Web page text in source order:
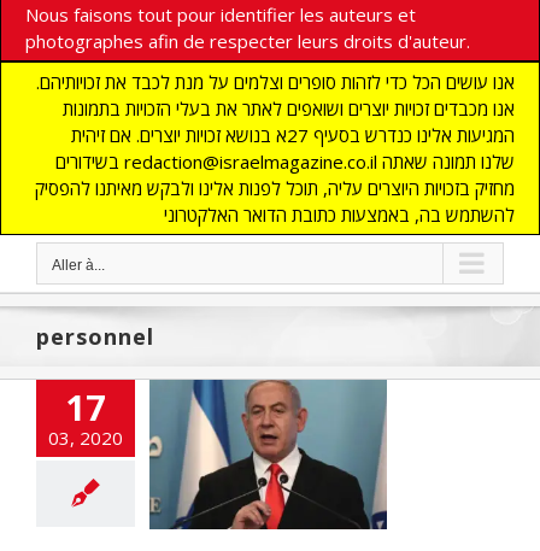
Nous faisons tout pour identifier les auteurs et
photographes afin de respecter leurs droits d'auteur.
אנו עושים הכל כדי לזהות סופרים וצלמים על מנת לכבד את זכויותיהם.
אנו מכבדים זכויות יוצרים ושואפים לאתר את בעלי הזכויות בתמונות
המגיעות אלינו כנדרש בסעיף 27א בנושא זכויות יוצרים. אם זיהית
בשידורים redaction@israelmagazine.co.il שלנו תמונה שאתה
מחזיק בזכויות היוצרים עליה, תוכל לפנות אלינו ולבקש מאיתנו להפסיק
להשתמש בה, באמצעות כתובת הדואר האלקטרוני
Aller à...
personnel
17
03, 2020
Netanyahou
de nouvelles
pour